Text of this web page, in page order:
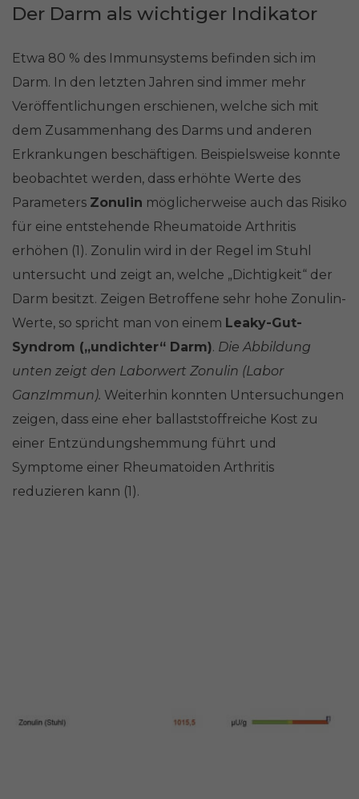
Der Darm als wichtiger Indikator
Etwa 80 % des Immunsystems befinden sich im
Darm. In den letzten Jahren sind immer mehr
Veröffentlichungen erschienen, welche sich mit
dem Zusammenhang des Darms und anderen
Erkrankungen beschäftigen. Beispielsweise konnte
beobachtet werden, dass erhöhte Werte des
Parameters Zonulin möglicherweise auch das Risiko
für eine entstehende Rheumatoide Arthritis
erhöhen (1). Zonulin wird in der Regel im Stuhl
untersucht und zeigt an, welche „Dichtigkeit“ der
Darm besitzt. Zeigen Betroffene sehr hohe Zonulin-
Werte, so spricht man von einem Leaky-Gut-
Syndrom („undichter“ Darm). Die Abbildung
unten zeigt den Laborwert Zonulin (Labor
GanzImmun). Weiterhin konnten Untersuchungen
zeigen, dass eine eher ballaststoffreiche Kost zu
einer Entzündungshemmung führt und
Symptome einer Rheumatoiden Arthritis
reduzieren kann (1).